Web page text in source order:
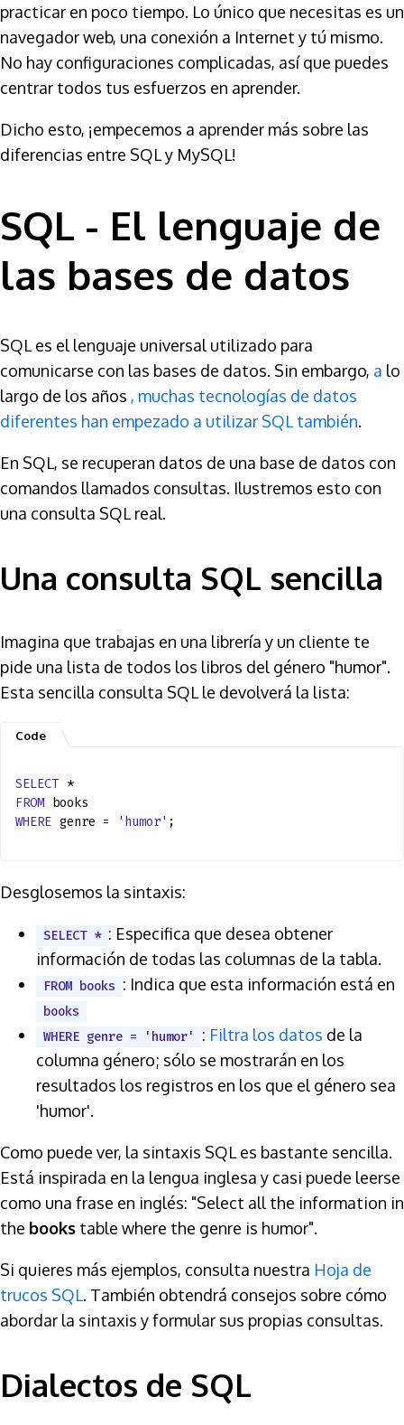
practicar en poco tiempo. Lo único que necesitas es un
navegador web, una conexión a Internet y tú mismo.
No hay configuraciones complicadas, así que puedes
centrar todos tus esfuerzos en aprender.
Dicho esto, ¡empecemos a aprender más sobre las
diferencias entre SQL y MySQL!
SQL - El lenguaje de
las bases de datos
SQL es el lenguaje universal utilizado para
comunicarse con las bases de datos. Sin embargo, a lo
largo de los años , muchas tecnologías de datos
diferentes han empezado a utilizar SQL también.
En SQL, se recuperan datos de una base de datos con
comandos llamados consultas. Ilustremos esto con
una consulta SQL real.
Una consulta SQL sencilla
Imagina que trabajas en una librería y un cliente te
pide una lista de todos los libros del género "humor".
Esta sencilla consulta SQL le devolverá la lista:
SELECT *
FROM books
WHERE genre = 'humor' ;
Desglosemos la sintaxis:
SELECT * : Especifica que desea obtener
información de todas las columnas de la tabla.
FROM books : Indica que esta información está en
books
WHERE genre = 'humor'
: Filtra los datos de la
columna género; sólo se mostrarán en los
resultados los registros en los que el género sea
'humor'.
Como puede ver, la sintaxis SQL es bastante sencilla.
Está inspirada en la lengua inglesa y casi puede leerse
como una frase en inglés: "Select all the information in
the books table where the genre is humor".
Si quieres más ejemplos, consulta nuestra Hoja de
trucos SQL. También obtendrá consejos sobre cómo
abordar la sintaxis y formular sus propias consultas.
Dialectos de SQL